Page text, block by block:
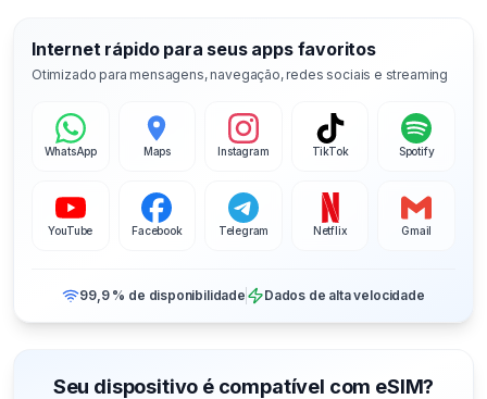
Internet rápido para seus apps favoritos
Otimizado para mensagens, navegação, redes sociais e streaming
WhatsApp Maps Instagram TikTok Spotify
YouTube Facebook Telegram Netflix Gmail
99,9 % de disponibilidade Dados de alta velocidade
Seu dispositivo é compatível com eSIM?